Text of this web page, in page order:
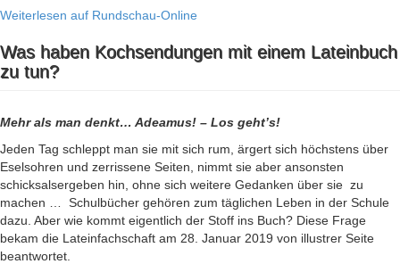
Weiterlesen auf Rundschau-Online
Was haben Kochsendungen mit einem Lateinbuch
zu tun?
Mehr als man denkt… Adeamus! – Los geht’s!
Jeden Tag schleppt man sie mit sich rum, ärgert sich höchstens über
Eselsohren und zerrissene Seiten, nimmt sie aber ansonsten
schicksalsergeben hin, ohne sich weitere Gedanken über sie zu
machen … Schulbücher gehören zum täglichen Leben in der Schule
dazu. Aber wie kommt eigentlich der Stoff ins Buch? Diese Frage
bekam die Lateinfachschaft am 28. Januar 2019 von illustrer Seite
beantwortet.